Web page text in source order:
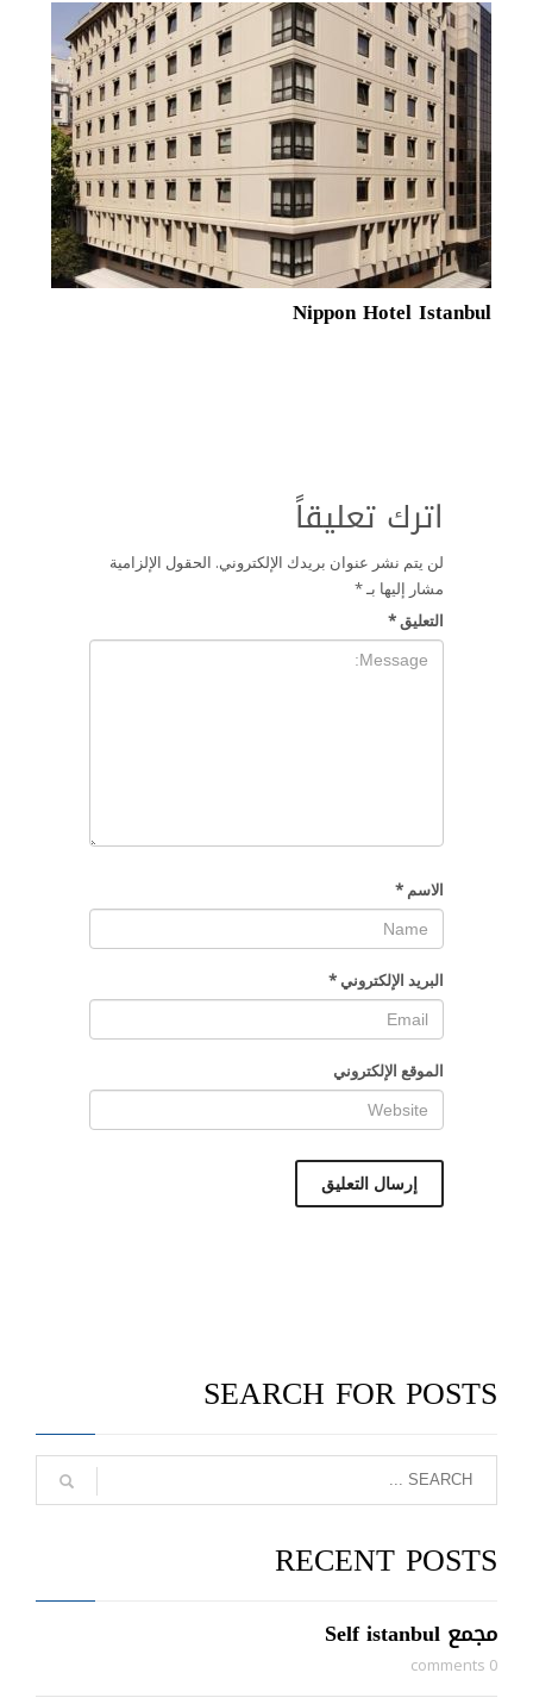
Nippon Hotel Istanbul
اترك تعليقاً
لن يتم نشر عنوان بريدك الإلكتروني. الحقول الإلزامية
مشار إليها بـ*
التعليق*
الاسم *
البريد الإلكتروني *
الموقع الإلكتروني
SEARCH FOR POSTS
RECENT POSTS
مجمع Self istanbul
0 comments